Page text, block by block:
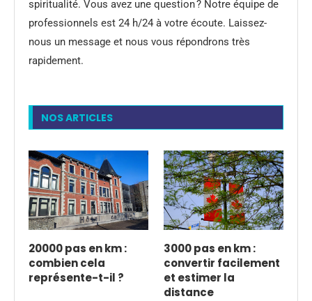
spiritualité. Vous avez une question ? Notre équipe de
professionnels est 24 h/24 à votre écoute. Laissez-
nous un message et nous vous répondrons très
rapidement.
NOS ARTICLES
20000 pas en km :
combien cela
représente-t-il ?
3000 pas en km :
convertir facilement
et estimer la
distance